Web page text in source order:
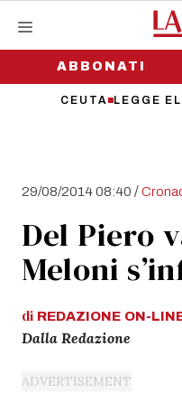
contenutoABBONATI
CEUTA LEGGE
29/08/2014 08:40 /
Del Piero
Meloni
di REDAZIONE ON-
Dalla Redazione